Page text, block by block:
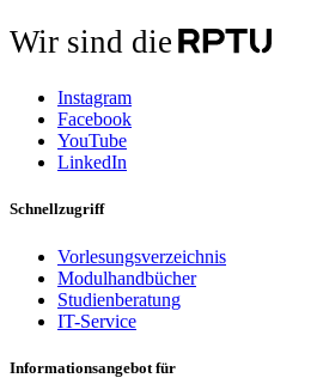
Wir sind die
Instagram
Facebook
YouTube
LinkedIn
Schnellzugriff
Vorlesungsverzeichnis
Modulhandbücher
Studienberatung
IT-Service
Informationsangebot für